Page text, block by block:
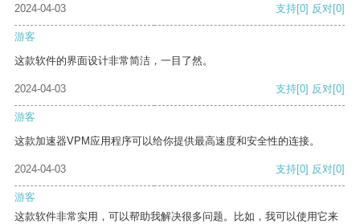
2024-04-03 支持[0] 反对[0]
游客
这款软件的界面设计非常简洁，一目了然。
2024-04-03 支持[0] 反对[0]
游客
这款加速器VPM应用程序可以给你提供最高速度和安全性的连接。
2024-04-03 支持[0] 反对[0]
游客
这款软件非常实用，可以帮助我解决很多问题。比如，我可以使用它来